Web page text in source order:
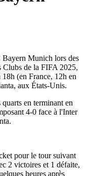
Bayern Munich lors des
Clubs de la FIFA 2025,
(en France, 12h en
aux États-Unis.
en terminant en
4-0 face à l'Inter
pour le tour suivant
2 victoires et 1 défaite,
heures après